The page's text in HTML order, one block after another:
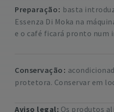
Preparação
basta
Essenza Di Moka na
e o café ficará pronto num
Conservação
protetora. Conservar em
Aviso legal: Os produtos